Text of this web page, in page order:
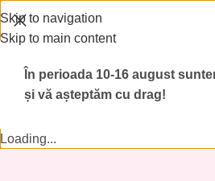
În perioada 10-16 august
și vă așteptăm cu drag!
Loading...
Skip to navigation
Skip to main content